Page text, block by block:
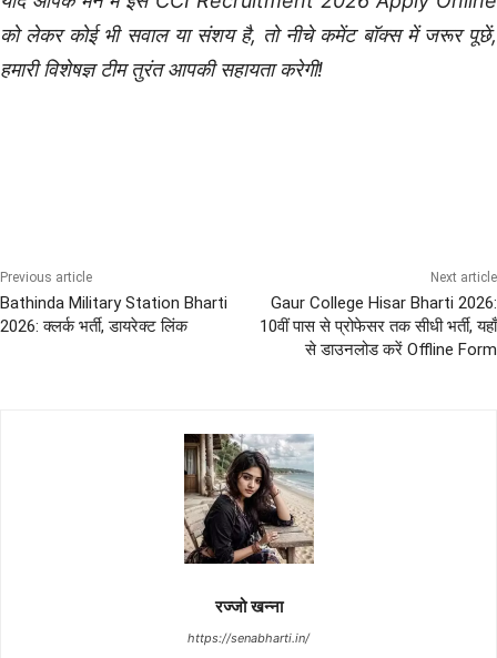
को लेकर कोई भी सवाल या संशय है, तो नीचे कमेंट बॉक्स में जरूर पूछें,
हमारी विशेषज्ञ टीम तुरंत आपकी सहायता करेगी!
Previous article
Bathinda Military Station Bharti
2026: क्लर्क भर्ती, डायरेक्ट लिंक
Next article
Gaur College Hisar Bharti 2026:
10वीं पास से प्रोफेसर तक सीधी भर्ती, यहाँ
से डाउनलोड करें Offline Form
रज्जो खन्ना
https://senabharti.in/